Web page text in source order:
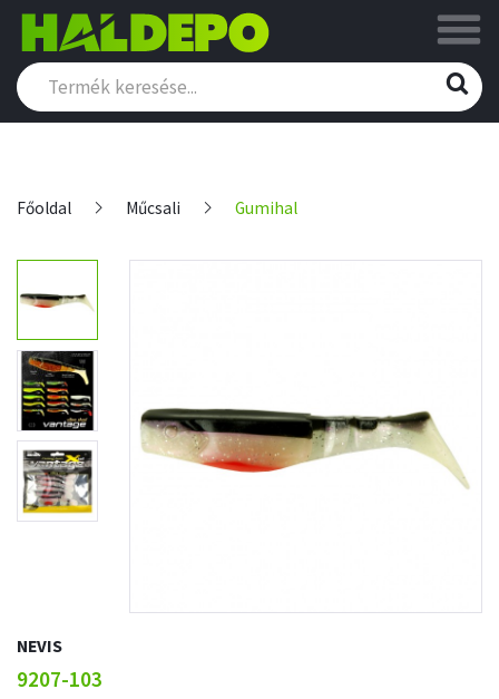
Főoldal Műcsali Gumihal
NEVIS
9207-103